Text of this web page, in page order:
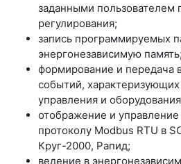
заданными пользователем
регулирования;
запись программируемых
энергонезависимую память;
формирование и передача
событий,
управления и
отображение и
протоколу Modbus RTU в
Круг-2000, Рапид;
ведение в